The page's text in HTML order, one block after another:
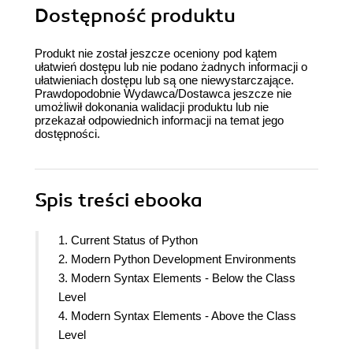
Dostępność produktu
Produkt nie został jeszcze oceniony pod kątem
ułatwień dostępu lub nie podano żadnych informacji o
ułatwieniach dostępu lub są one niewystarczające.
Prawdopodobnie Wydawca/Dostawca jeszcze nie
umożliwił dokonania walidacji produktu lub nie
przekazał odpowiednich informacji na temat jego
dostępności.
Spis treści ebooka
1. Current Status of Python
2. Modern Python Development Environments
3. Modern Syntax Elements - Below the Class
Level
4. Modern Syntax Elements - Above the Class
Level